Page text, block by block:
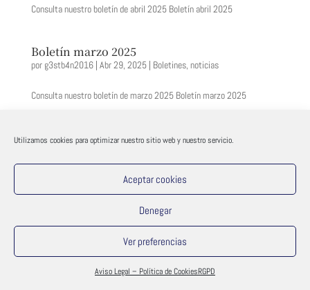
Utilizamos cookies para optimizar nuestro sitio web y nuestro servicio.
Aceptar cookies
Denegar
Ver preferencias
Aviso Legal – Política de CookiesRGPD
Consulta nuestro boletín de abril 2025 Boletín abril 2025
Boletín marzo 2025
por g3stb4n2016| Abr 29, 2025| Boletines, noticias
Consulta nuestro boletín de marzo 2025 Boletín marzo 2025
Boletín diciembre 2024
Consulta nuestro boletín de marzo 2024 Boletín diciembre-2024
« Entradas más antiguas